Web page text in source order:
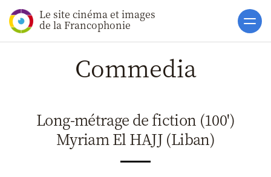
Le site cinéma et images
de la Francophonie Accueil
Actualités
Soutiens
Catalogue
Clap ACP
Boites à
Commedia
Long-métrage de fiction (100')
Myriam El HAJJ (Liban)